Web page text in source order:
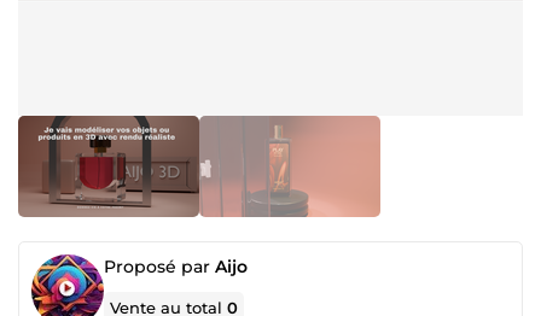
Proposé par Aijo
Vente au total0